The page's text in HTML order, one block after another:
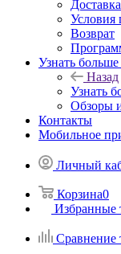
Доставка
Условия
Возврат
Узнать больше
Назад
Узнать
Обзоры
Контакты
Мобильное
Личный
Корзина0
Избранные
Сравнение